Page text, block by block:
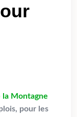
la Montagne
pour les